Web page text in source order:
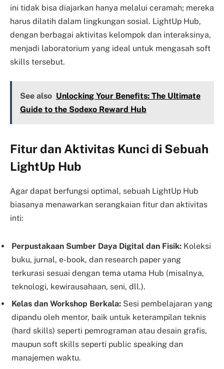
ini tidak bisa diajarkan hanya melalui ceramah; mereka
harus dilatih dalam lingkungan sosial. LightUp Hub,
dengan berbagai aktivitas kelompok dan interaksinya,
menjadi laboratorium yang ideal untuk mengasah soft
skills tersebut.
See also Unlocking Your Benefits: The Ultimate
Guide to the Sodexo Reward Hub
Fitur dan Aktivitas Kunci di Sebuah
LightUp Hub
Agar dapat berfungsi optimal, sebuah LightUp Hub
biasanya menawarkan serangkaian fitur dan aktivitas
inti:
Perpustakaan Sumber Daya Digital dan Fisik: Koleksi
buku, jurnal, e-book, dan research paper yang
terkurasi sesuai dengan tema utama Hub (misalnya,
teknologi, kewirausahaan, seni, dll.).
Kelas dan Workshop Berkala: Sesi pembelajaran yang
dipandu oleh mentor, baik untuk keterampilan teknis
(hard skills) seperti pemrograman atau desain grafis,
maupun soft skills seperti public speaking dan
manajemen waktu.